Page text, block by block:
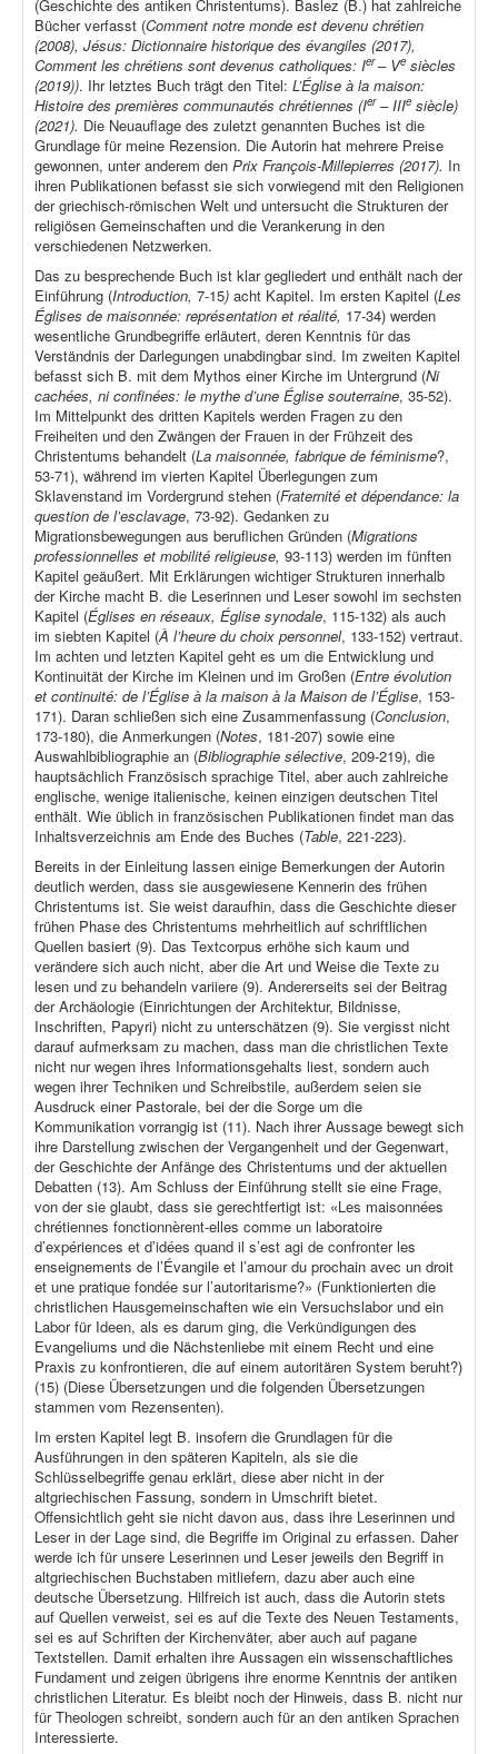
(Geschichte des antiken Christentums). Baslez (B.) hat zahlreiche
Bücher verfasst (Comment notre monde est devenu chrétien
(2008), Jésus: Dictionnaire historique des évangiles (2017),
Comment les chrétiens sont devenus catholiques: Ier– Ve siècles
(2019)). Ihr letztes Buch trägt den Titel: L’Église à la maison:
Histoire des premières communautés chrétiennes (Ier– IIIe siècle)
(2021). Die Neuauflage des zuletzt genannten Buches ist die
Grundlage für meine Rezension. Die Autorin hat mehrere Preise
gewonnen, unter anderem den Prix François-Millepierres (2017). In
ihren Publikationen befasst sie sich vorwiegend mit den Religionen
der griechisch-römischen Welt und untersucht die Strukturen der
religiösen Gemeinschaften und die Verankerung in den
verschiedenen Netzwerken.
Das zu besprechende Buch ist klar gegliedert und enthält nach der
Einführung (Introduction, 7-15) acht Kapitel. Im ersten Kapitel (Les
Églises de maisonnée: représentation et réalité, 17-34) werden
wesentliche Grundbegriffe erläutert, deren Kenntnis für das
Verständnis der Darlegungen unabdingbar sind. Im zweiten Kapitel
befasst sich B. mit dem Mythos einer Kirche im Untergrund (Ni
cachées, ni confinées: le mythe d’une Église souterraine, 35-52).
Im Mittelpunkt des dritten Kapitels werden Fragen zu den
Freiheiten und den Zwängen der Frauen in der Frühzeit des
Christentums behandelt (La maisonnée, fabrique de féminisme?,
53-71), während im vierten Kapitel Überlegungen zum
Sklavenstand im Vordergrund stehen (Fraternité et dépendance: la
question de l’esclavage, 73-92). Gedanken zu
Migrationsbewegungen aus beruflichen Gründen (Migrations
professionnelles et mobilité religieuse, 93-113) werden im fünften
Kapitel geäußert. Mit Erklärungen wichtiger Strukturen innerhalb
der Kirche macht B. die Leserinnen und Leser sowohl im sechsten
Kapitel (Églises en réseaux, Église synodale, 115-132) als auch
im siebten Kapitel (À l’heure du choix personnel, 133-152) vertraut.
Im achten und letzten Kapitel geht es um die Entwicklung und
Kontinuität der Kirche im Kleinen und im Großen (Entre évolution
et continuité: de l’Église à la maison à la Maison de l’Église, 153-
171). Daran schließen sich eine Zusammenfassung (Conclusion,
173-180), die Anmerkungen (Notes, 181-207) sowie eine
Auswahlbibliographie an (Bibliographie sélective, 209-219), die
hauptsächlich Französisch sprachige Titel, aber auch zahlreiche
englische, wenige italienische, keinen einzigen deutschen Titel
enthält. Wie üblich in französischen Publikationen findet man das
Inhaltsverzeichnis am Ende des Buches (Table, 221-223).
Bereits in der Einleitung lassen einige Bemerkungen der Autorin
deutlich werden, dass sie ausgewiesene Kennerin des frühen
Christentums ist. Sie weist daraufhin, dass die Geschichte dieser
frühen Phase des Christentums mehrheitlich auf schriftlichen
Quellen basiert (9). Das Textcorpus erhöhe sich kaum und
verändere sich auch nicht, aber die Art und Weise die Texte zu
lesen und zu behandeln variiere (9). Andererseits sei der Beitrag
der Archäologie (Einrichtungen der Architektur, Bildnisse,
Inschriften, Papyri) nicht zu unterschätzen (9). Sie vergisst nicht
darauf aufmerksam zu machen, dass man die christlichen Texte
nicht nur wegen ihres Informationsgehalts liest, sondern auch
wegen ihrer Techniken und Schreibstile, außerdem seien sie
Ausdruck einer Pastorale, bei der die Sorge um die
Kommunikation vorrangig ist (11). Nach ihrer Aussage bewegt sich
ihre Darstellung zwischen der Vergangenheit und der Gegenwart,
der Geschichte der Anfänge des Christentums und der aktuellen
Debatten (13). Am Schluss der Einführung stellt sie eine Frage,
von der sie glaubt, dass sie gerechtfertigt ist: «Les maisonnées
chrétiennes fonctionnèrent-elles comme un laboratoire
d’expériences et d’idées quand il s’est agi de confronter les
enseignements de l’Évangile et l’amour du prochain avec un droit
et une pratique fondée sur l’autoritarisme?» (Funktionierten die
christlichen Hausgemeinschaften wie ein Versuchslabor und ein
Labor für Ideen, als es darum ging, die Verkündigungen des
Evangeliums und die Nächstenliebe mit einem Recht und eine
Praxis zu konfrontieren, die auf einem autoritären System beruht?)
(15) (Diese Übersetzungen und die folgenden Übersetzungen
stammen vom Rezensenten).
Im ersten Kapitel legt B. insofern die Grundlagen für die
Ausführungen in den späteren Kapiteln, als sie die
Schlüsselbegriffe genau erklärt, diese aber nicht in der
altgriechischen Fassung, sondern in Umschrift bietet.
Offensichtlich geht sie nicht davon aus, dass ihre Leserinnen und
Leser in der Lage sind, die Begriffe im Original zu erfassen. Daher
werde ich für unsere Leserinnen und Leser jeweils den Begriff in
altgriechischen Buchstaben mitliefern, dazu aber auch eine
deutsche Übersetzung. Hilfreich ist auch, dass die Autorin stets
auf Quellen verweist, sei es auf die Texte des Neuen Testaments,
sei es auf Schriften der Kirchenväter, aber auch auf pagane
Textstellen. Damit erhalten ihre Aussagen ein wissenschaftliches
Fundament und zeigen übrigens ihre enorme Kenntnis der antiken
christlichen Literatur. Es bleibt noch der Hinweis, dass B. nicht nur
für Theologen schreibt, sondern auch für an den antiken Sprachen
Interessierte.